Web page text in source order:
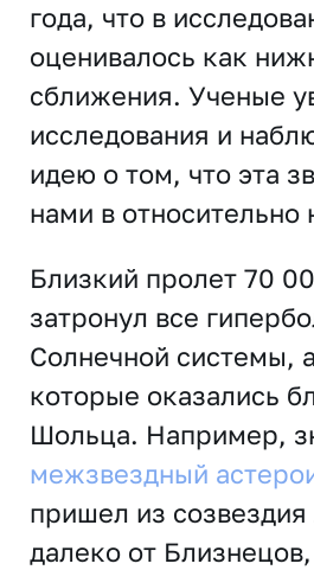
года, что в
оценивалось как
сближения. Ученые
исследования и
идею о том, что эта
нами в
Близкий пролет 70
затронул все
Солнечной системы,
которые оказались
Шольца. Например,
межзвездный
пришел из
далеко от